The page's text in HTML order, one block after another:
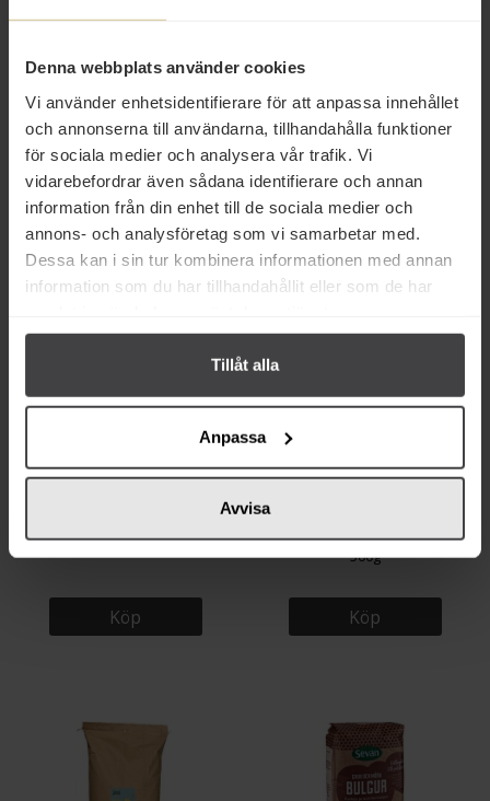
Denna webbplats använder cookies
Vi använder enhetsidentifierare för att anpassa innehållet
och annonserna till användarna, tillhandahålla funktioner
för sociala medier och analysera vår trafik. Vi
vidarebefordrar även sådana identifierare och annan
information från din enhet till de sociala medier och
annons- och analysföretag som vi samarbetar med.
Dessa kan i sin tur kombinera informationen med annan
information som du har tillhandahållit eller som de har
Tillåt alla
Anpassa
Avvisa
28 kr
Sevan Bulgur Shishe Kitel Fin
1kg
Köp
25 kr
Sevan Bulgur Mellangrov
Midyat 1kg
Köp
Sevan Bulgur Fin & Mörk 1kg
Köp
Garant Bulgur av Durumvete
500g
Köp